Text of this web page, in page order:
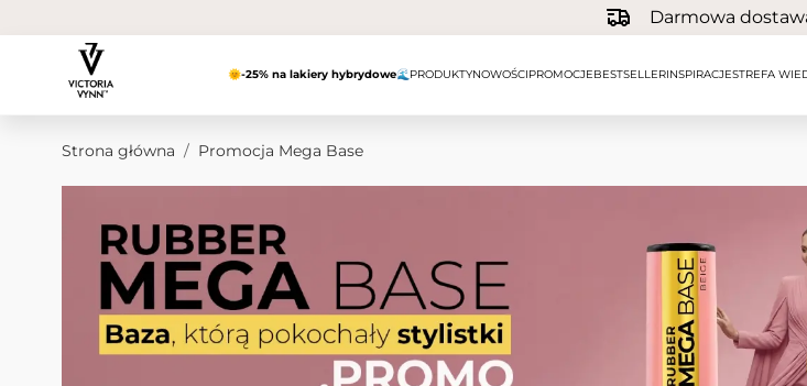
Darmowa
🌞-25% na lakiery hybrydowe🌊 PRODUKTYNOWOŚCIPROMOCJEBESTSELLERINSPIRACJESTREFA
Strona główna / Promocja Mega Base